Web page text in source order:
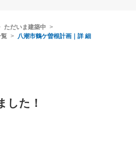
ただいま建築中
八潮市鶴ケ曽根計画｜詳 細
した！